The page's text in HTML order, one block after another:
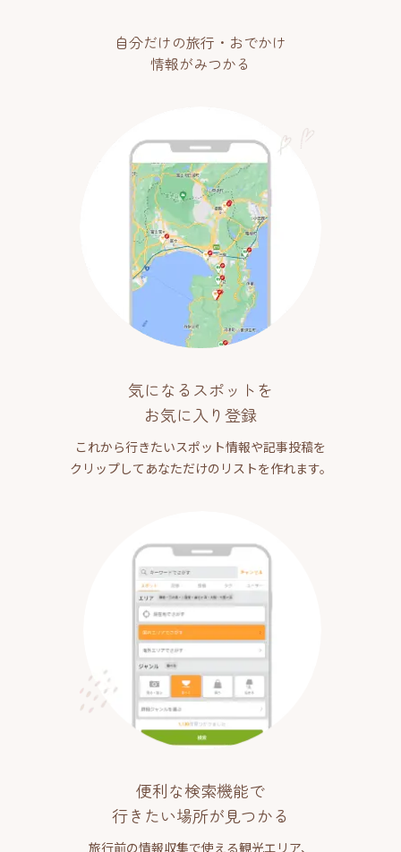
自分だけの旅行・おでかけ
情報がみつかる
気になるスポットを
お気に入り登録
これから行きたいスポット情報や記事投稿を
クリップしてあなただけのリストを作れます。
便利な検索機能で
行きたい場所が見つかる
旅行前の情報収集で使える観光エリア、